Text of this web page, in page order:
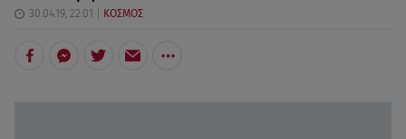
30.04.19, 22:01 ΚΟΣΜΟΣ